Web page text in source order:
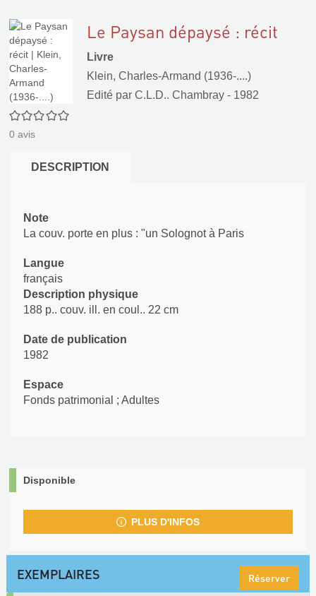
0/5
0 avis
Le Paysan dépaysé : récit
Livre
Klein, Charles-Armand (1936-....)
Edité par C.L.D.. Chambray - 1982
DESCRIPTION
Note
La couv. porte en plus : "un Solognot à Paris
Langue
français
Description physique
188 p.. couv. ill. en coul.. 22 cm
Date de publication
1982
Espace
Fonds patrimonial ; Adultes
Disponible
PLUS D'INFOS
EXEMPLAIRES Réserver